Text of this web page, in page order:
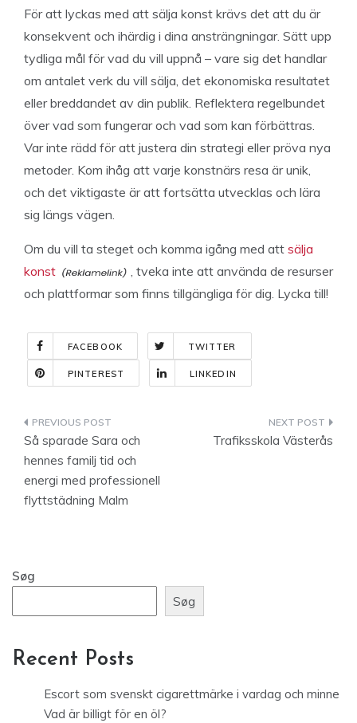
För att lyckas med att sälja konst krävs det att du är
konsekvent och ihärdig i dina ansträngningar. Sätt upp
tydliga mål för vad du vill uppnå – vare sig det handlar
om antalet verk du vill sälja, det ekonomiska resultatet
eller breddandet av din publik. Reflektera regelbundet
över vad som fungerar och vad som kan förbättras.
Var inte rädd för att justera din strategi eller pröva nya
metoder. Kom ihåg att varje konstnärs resa är unik,
och det viktigaste är att fortsätta utvecklas och lära
sig längs vägen.
Om du vill ta steget och komma igång med att sälja
konst
, tveka inte att använda de resurser
och plattformar som finns tillgängliga för dig. Lycka till!
FACEBOOK TWITTER
PINTEREST LINKEDIN
Indlægsnavigation
Så sparade Sara och
hennes familj tid och
energi med professionell
flyttstädning Malm
Trafiksskola Västerås
Søg
Søg
Recent Posts
Escort som svenskt cigarettmärke i vardag och minne
Vad är billigt för en öl?